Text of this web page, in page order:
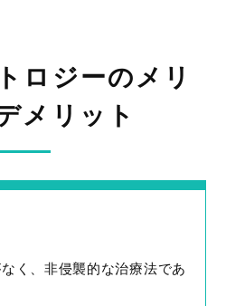
ロジーのメリ
メリット
く、非侵襲的な治療法であ